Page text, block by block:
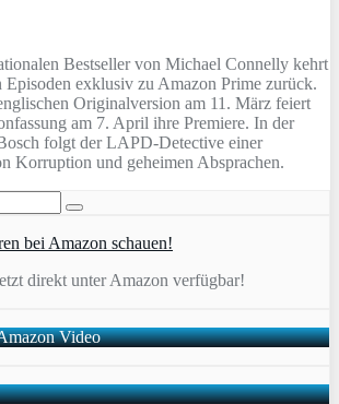
Bestseller von Michael Connelly kehrt
Episoden exklusiv zu Amazon Prime zurück.
Originalversion am 11. März feiert
am 7. April ihre Premiere. In der
folgt der LAPD-Detective einer
Korruption und geheimen Absprachen.
direkt unter Amazon verfügbar!
Video